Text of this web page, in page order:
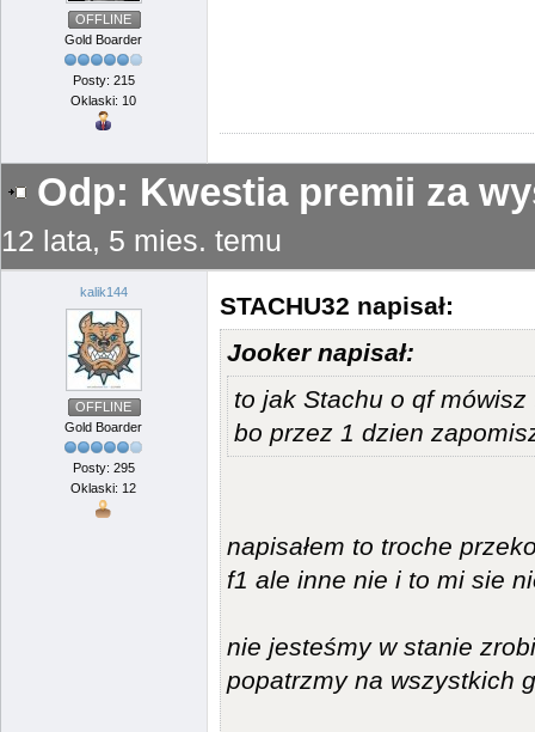
OFFLINE
Gold Boarder
Posty: 215
Oklaski: 10
Odp: Kwestia premii za
12 lata, 5 mies. temu
kalik144
OFFLINE
Gold Boarder
Posty: 295
Oklaski: 12
STACHU32 napisał:
Jooker napisał:
to jak Stachu o qf
bo przez 1 dzien
napisałem to troche
f1 ale inne nie i to mi sie
nie jesteśmy w stanie
popatrzmy na wszystkich